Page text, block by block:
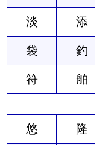
淡 添
袋 釣
符 舶
悠 隆